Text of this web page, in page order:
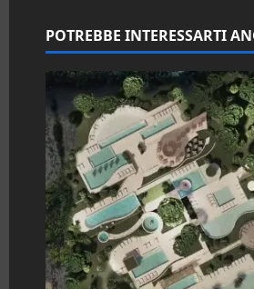
n
e
a
r
t
i
c
POTREBBE INTERESSARTI